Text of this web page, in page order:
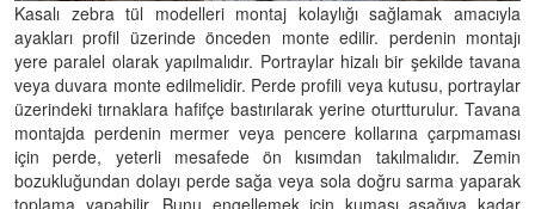
Kasalı zebra tül modelleri montaj kolaylığı sağlamak amacıyla
ayakları profil üzerinde önceden monte edilir. perdenin montajı
yere paralel olarak yapılmalıdır. Portraylar hizalı bir şekilde tavana
veya duvara monte edilmelidir. Perde profili veya kutusu, portraylar
üzerindeki tırnaklara hafifçe bastırılarak yerine oturtturulur. Tavana
montajda perdenin mermer veya pencere kollarına çarpmaması
için perde, yeterli mesafede ön kısımdan takılmalıdır. Zemin
bozukluğundan dolayı perde sağa veya sola doğru sarma yaparak